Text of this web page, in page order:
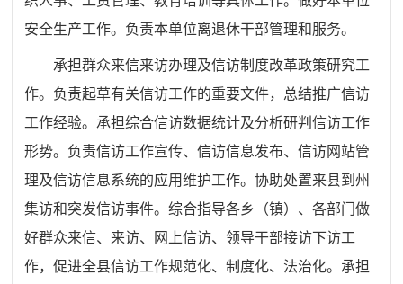
安全生产工作。负责本单位离退休干部管理和服务。
承担群众来信来访办理及信访制度改革政策研究工
作。负责起草有关信访工作的重要文件，总结推广信访
工作经验。承担综合信访数据统计及分析研判信访工作
形势。负责信访工作宣传、信访信息发布、信访网站管
理及信访信息系统的应用维护工作。协助处置来县到州
集访和突发信访事件。综合指导各乡（镇）、各部门做
好群众来信、来访、网上信访、领导干部接访下访工
作，促进全县信访工作规范化、制度化、法治化。承担